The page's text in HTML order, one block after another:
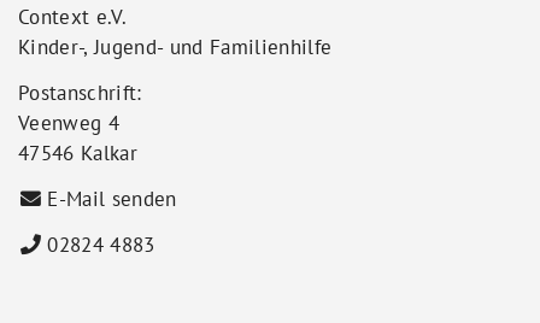
Context e.V.
Kinder-, Jugend- und Familienhilfe
Postanschrift:
Veenweg 4
47546 Kalkar
E-Mail senden
02824 4883